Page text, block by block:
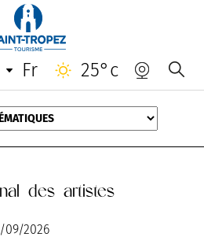
fr 25°c
des artistes
09/2026